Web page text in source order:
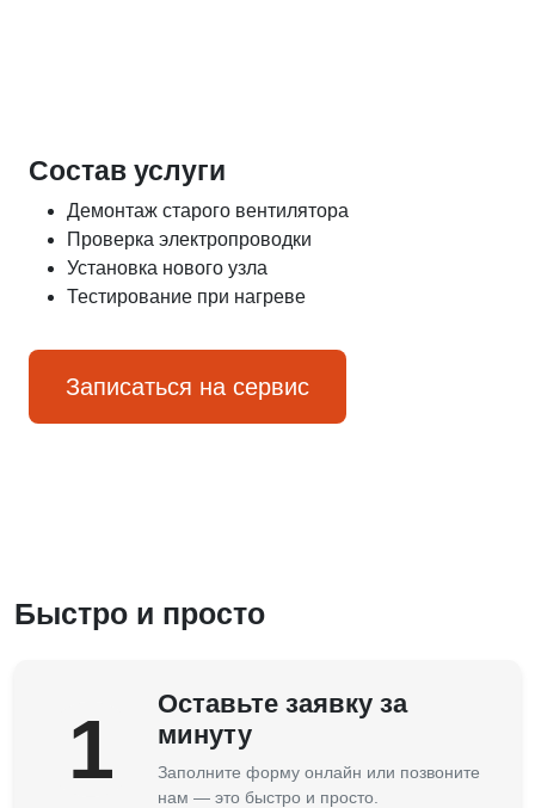
Состав услуги
Демонтаж старого вентилятора
Проверка электропроводки
Установка нового узла
Тестирование при нагреве
Записаться на сервис
Быстро и просто
1
Оставьте заявку за
минуту
Заполните форму онлайн или позвоните
нам — это быстро и просто.